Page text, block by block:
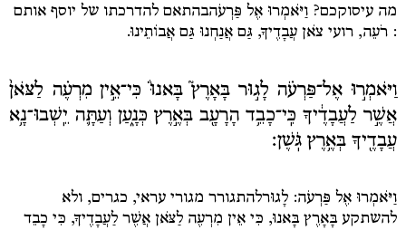
מה עיסוקכם? וַיֹּאמְרוּ אֶל פַּרְעֹהבהתאם להדרכתו של יוסף אותם
: רֹעֵה, רועי צֹאן עֲבָדֶיךָ, גַּם אֲנַחְנוּ גַּם אֲבוֹתֵינוּ.
וַיֹּאמְר֣וּ אֶל־פַּרְעֹ֗ה לָג֣וּר בָּאָרֶץ֮ בָּאנוּ֒ כִּי־אֵ֣ין מִרְעֶ֗ה לַצֹּאן֙
אֲשֶׁ֣ר לַעֲבָדֶ֔יךָ כִּֽי־כָבֵ֥ד הָרָעָ֖ב בְּאֶ֣רֶץ כְּנָ֑עַן וְעַתָּ֛ה יֵֽשְׁבוּ־נָ֥א
עֲבָדֶ֖יךָ בְּאֶ֥רֶץ גֹּֽשֶׁן׃
וַיֹּאמְרוּ אֶל פַּרְעֹה: לָגוּרלהתגורר מגורי עראי, כגרים, ולא
להשתקעבָּאָרֶץ בָּאנוּ, כִּי אֵין מִרְעֶה לַצֹּאן אֲשֶׁר לַעֲבָדֶיךָ, כִּי כָבֵד